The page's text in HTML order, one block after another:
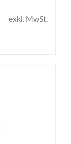
exkl. MwSt.